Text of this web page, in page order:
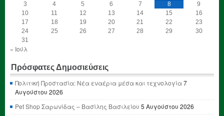
3
4 5 6 7 8
9
10
11 12 13 14 15
16
17
18 19 20 21 22
23
24
25 26 27 28 29
30
31
« Ιούλ
Πρόσφατες Δημοσιεύσεις
Πολιτική Προστασία: Νέα εναέρια μέσα και τεχνολογία7
Αυγούστου 2026
Pet Shop Σαρωνίδας – Βασίλης Βασιλείου 5 Αυγούστου 2026